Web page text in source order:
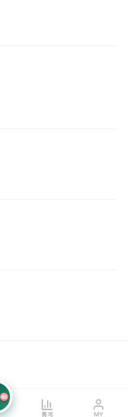
42
통계 MY